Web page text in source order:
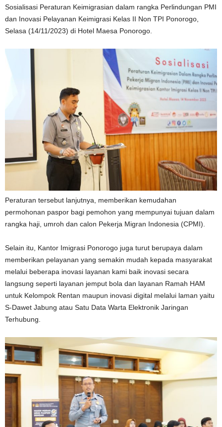
Sosialisasi Peraturan Keimigrasian dalam rangka Perlindungan PMI
dan Inovasi Pelayanan Keimigrasi Kelas II Non TPI Ponorogo,
Selasa (14/11/2023) di Hotel Maesa Ponorogo.
Peraturan tersebut lanjutnya, memberikan kemudahan
permohonan paspor bagi pemohon yang mempunyai tujuan dalam
rangka haji, umroh dan calon Pekerja Migran Indonesia (CPMI).
Selain itu, Kantor Imigrasi Ponorogo juga turut berupaya dalam
memberikan pelayanan yang semakin mudah kepada masyarakat
melalui beberapa inovasi layanan kami baik inovasi secara
langsung seperti layanan jemput bola dan layanan Ramah HAM
untuk Kelompok Rentan maupun inovasi digital melalui laman yaitu
S-Dawet Jabung atau Satu Data Warta Elektronik Jaringan
Terhubung.